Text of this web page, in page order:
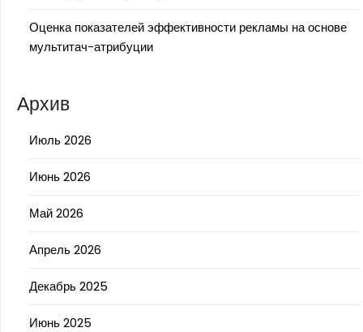
Оценка показателей эффективности рекламы на основе
мультитач-атрибуции
Архив
Июль 2026
Июнь 2026
Май 2026
Апрель 2026
Декабрь 2025
Июнь 2025